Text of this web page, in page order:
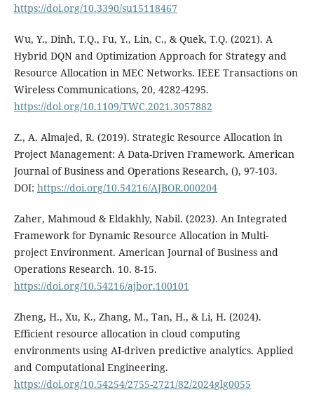
https://doi.org/10.3390/su15118467
Wu, Y., Dinh, T.Q., Fu, Y., Lin, C., & Quek, T.Q. (2021). A
Hybrid DQN and Optimization Approach for Strategy and
Resource Allocation in MEC Networks. IEEE Transactions on
Wireless Communications, 20, 4282-4295.
https://doi.org/10.1109/TWC.2021.3057882
Z., A. Almajed, R. (2019). Strategic Resource Allocation in
Project Management: A Data-Driven Framework. American
Journal of Business and Operations Research, (), 97-103.
DOI: https://doi.org/10.54216/AJBOR.000204
Zaher, Mahmoud & Eldakhly, Nabil. (2023). An Integrated
Framework for Dynamic Resource Allocation in Multi-
project Environment. American Journal of Business and
Operations Research. 10. 8-15.
https://doi.org/10.54216/ajbor.100101
Zheng, H., Xu, K., Zhang, M., Tan, H., & Li, H. (2024).
Efficient resource allocation in cloud computing
environments using AI-driven predictive analytics. Applied
and Computational Engineering.
https://doi.org/10.54254/2755-2721/82/2024glg0055